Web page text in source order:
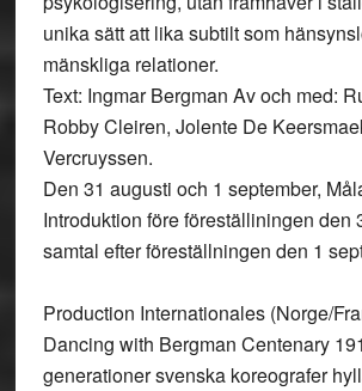
unika sätt att lika subtilt som
mänskliga relationer.
Text: Ingmar Bergman Av och med:
Robby Cleiren, Jolente De
Vercruyssen.
Den 31 augusti och 1 september,
Introduktion före föreställiningen den
samtal efter föreställningen den 1
Production Internationales (Norge/
Dancing with Bergman Centenary
generationer svenska koreografer